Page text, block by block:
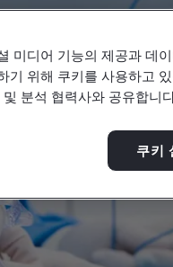
미디어 기능의 제공과 데
기 위해 쿠키를 사용하고
및 분석 협력사와 공유합니
쿠키